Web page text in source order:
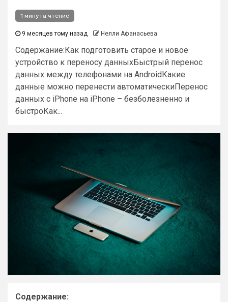
1 минута чтение
9 месяцев тому назад Нелли Афанасьева
Содержание:Как подготовить старое и новое
устройство к переносу данныхБыстрый перенос
данных между телефонами на AndroidКакие
данные можно перенести автоматическиПеренос
данных с iPhone на iPhone – безболезненно и
быстроКак...
Содержание: